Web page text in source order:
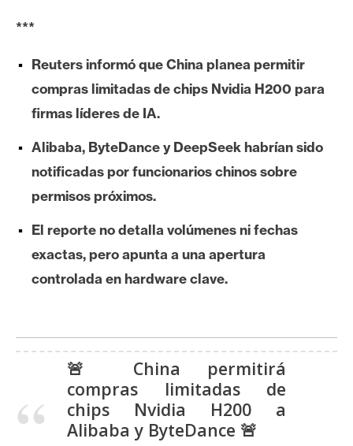
e
m
I
A
A
n
á
l
i
***
Reuters informó que China planea permitir
compras limitadas de chips Nvidia H200 para
firmas líderes de IA.
Alibaba, ByteDance y DeepSeek habrían sido
notificadas por funcionarios chinos sobre
permisos próximos.
El reporte no detalla volúmenes ni fechas
exactas, pero apunta a una apertura
controlada en hardware clave.
🚨 China permitirá
compras limitadas de
chips Nvidia H200 a
Alibaba y ByteDance 🚨